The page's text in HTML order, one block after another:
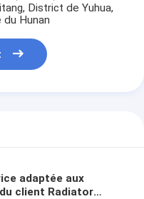
District de Yuhua,
du Hunan
adaptée aux
client Radiator